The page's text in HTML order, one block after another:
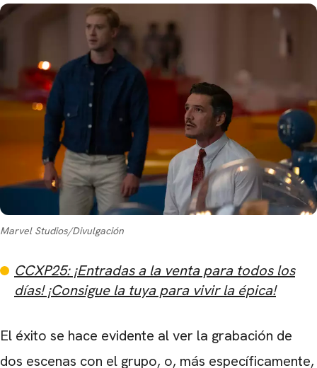
Marvel Studios/Divulgación
CCXP25: ¡Entradas a la venta para todos los
días! ¡Consigue la tuya para vivir la épica!
El éxito se hace evidente al ver la grabación de
dos escenas con el grupo, o, más específicamente,